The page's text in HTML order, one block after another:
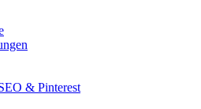
& Pinterest